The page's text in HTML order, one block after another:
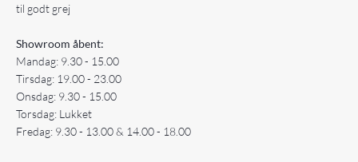
til godt grej
Showroom åbent:
Mandag: 9.30 - 15.00
Tirsdag: 19.00 - 23.00
Onsdag: 9.30 - 15.00
Torsdag: Lukket
Fredag: 9.30 - 13.00 & 14.00 - 18.00